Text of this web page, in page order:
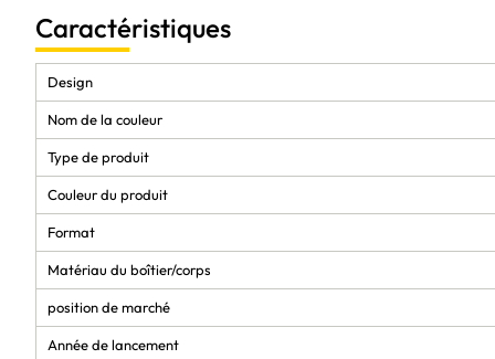
Caractéristiques
Design
Nom de la couleur
Type de produit
Couleur du produit
Format
Matériau du boîtier/corps
position de marché
Année de lancement